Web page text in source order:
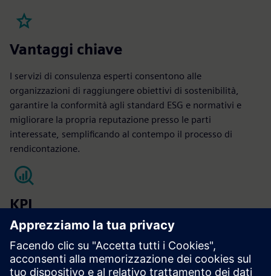
Vantaggi chiave
I servizi di consulenza esperti consentono alle
organizzazioni di raggiungere obiettivi di sostenibilità,
garantire la conformità agli standard ESG e normativi e
migliorare la propria reputazione presso le parti
interessate, semplificando al contempo il processo di
rendicontazione.
KPI
emissioni di CO2
Consumo di energia
Spese energetiche